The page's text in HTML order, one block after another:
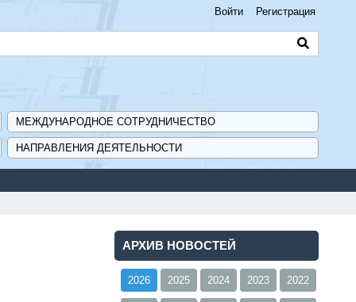
Войти Регистрация
МЕЖДУНАРОДНОЕ СОТРУДНИЧЕСТВО
НАПРАВЛЕНИЯ ДЕЯТЕЛЬНОСТИ
АРХИВ НОВОСТЕЙ
2026 2025 2024 2023 2022